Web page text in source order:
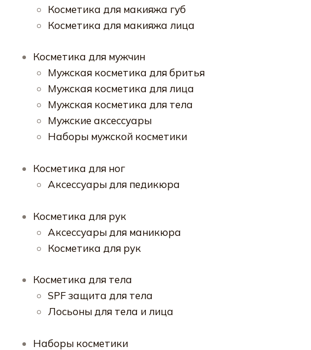
Косметика для макияжа губ
Косметика для макияжа лица
Косметика для мужчин
Мужская косметика для бритья
Мужская косметика для лица
Мужская косметика для тела
Мужские аксессуары
Наборы мужской косметики
Косметика для ног
Аксессуары для педикюра
Косметика для рук
Аксессуары для маникюра
Косметика для рук
Косметика для тела
SPF защита для тела
Лосьоны для тела и лица
Наборы косметики